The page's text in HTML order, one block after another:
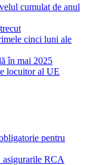
cumulat de anul
cinci luni ale
în mai 2025
locuitor al UE
pentru
asigurarile RCA